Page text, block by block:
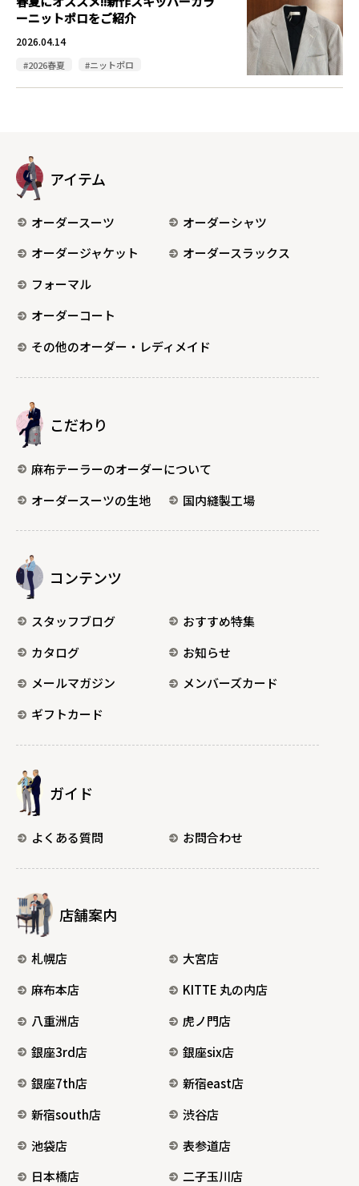
ーニットポロをご紹介
2026.04.14
#2026春夏 #ニットポロ
アイテム
オーダースーツ
オーダーシャツ
オーダージャケット
オーダースラックス
フォーマル
オーダーコート
その他のオーダー・レディメイド
こだわり
麻布テーラーのオーダーについて
オーダースーツの生地
国内縫製工場
コンテンツ
スタッフブログ
おすすめ特集
カタログ
お知らせ
メールマガジン
メンバーズカード
ギフトカード
ガイド
よくある質問 お問合わせ
店舗案内
札幌店
大宮店
麻布本店
KITTE 丸の内店
八重洲店
虎ノ門店
銀座3rd店
銀座six店
銀座7th店
新宿east店
新宿south店
渋谷店
池袋店
表参道店
日本橋店
二子玉川店